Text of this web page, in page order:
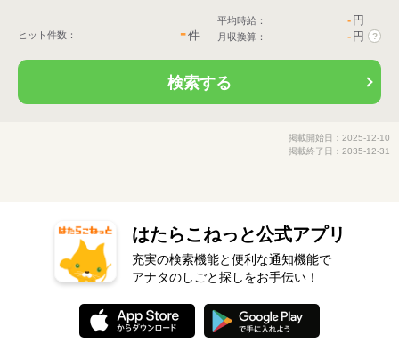
ヒット件数： -件
平均時給： - 円
月収換算： - 円 ?
検索する
掲載開始日：2025-12-10
掲載終了日：2035-12-31
はたらこねっと公式アプリ
充実の検索機能と便利な通知機能で
アナタのしごと探しをお手伝い！